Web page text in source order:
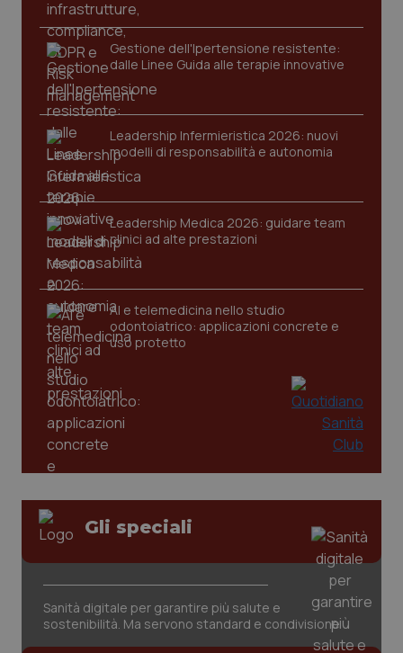
Gestione dell'Ipertensione resistente:
dalle Linee Guida alle terapie innovative
Leadership Infermieristica 2026: nuovi
modelli di responsabilità e autonomia
Leadership Medica 2026: guidare team
clinici ad alte prestazioni
AI e telemedicina nello studio
odontoiatrico: applicazioni concrete e
uso protetto
Gli speciali
Sanità digitale per garantire più salute e
sostenibilità. Ma servono standard e condivisione
funzionare correttamente senza questi cookie.
Nome
VISITOR_PRIVACY_METADATA
YouTube
CookieScriptConsent
tracking-sites-ironfish-
www.quotidianosanita.it